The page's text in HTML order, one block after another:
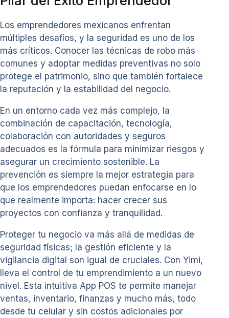
Los emprendedores mexicanos enfrentan
múltiples desafíos, y la seguridad es uno de los
más críticos. Conocer las técnicas de robo más
comunes y adoptar medidas preventivas no solo
protege el patrimonio, sino que también fortalece
la reputación y la estabilidad del negocio.
En un entorno cada vez más complejo, la
combinación de capacitación, tecnología,
colaboración con autoridades y seguros
adecuados es la fórmula para minimizar riesgos y
asegurar un crecimiento sostenible. La
prevención es siempre la mejor estrategia para
que los emprendedores puedan enfocarse en lo
que realmente importa: hacer crecer sus
proyectos con confianza y tranquilidad.
Proteger tu negocio va más allá de medidas de
seguridad físicas; la gestión eficiente y la
vigilancia digital son igual de cruciales. Con Yimi,
lleva el control de tu emprendimiento a un nuevo
nivel. Esta intuitiva App POS te permite manejar
ventas, inventario, finanzas y mucho más, todo
desde tu celular y sin costos adicionales por